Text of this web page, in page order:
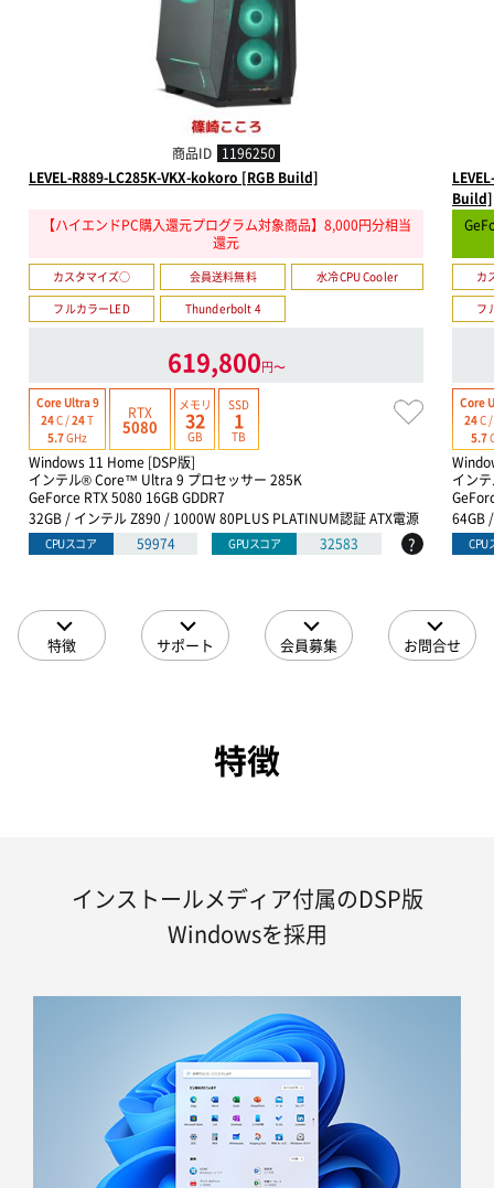
商品ID 1196250
LEVEL-R889-LC285K-VKX-kokoro [RGB Build]
【ハイエンドPC購入還元プログラム対象商品】8,000円分相当
還元
カスタマイズ○ 会員送料無料
水冷CPU Cooler
フルカラーLED
Thunderbolt 4
619,800円〜
Core Ultra 9
24C /24T
5.7GHz
RTX
5080
メモリ
32
GB
SSD
1
TB
Windows 11 Home [DSP版]
インテル® Core™ Ultra 9 プロセッサー 285K
GeForce RTX 5080 16GB GDDR7
32GB / インテル Z890 / 1000W 80PLUS PLATINUM認証 ATX電源
CPUスコア 59974 GPUスコア 32583 ?
Build]
カ
フ
Core
24C /
5.7
イン
64GB
CPU
特徴 サポート 会員募集 お問合せ
特徴
インストールメディア付属のDSP版
Windowsを採用